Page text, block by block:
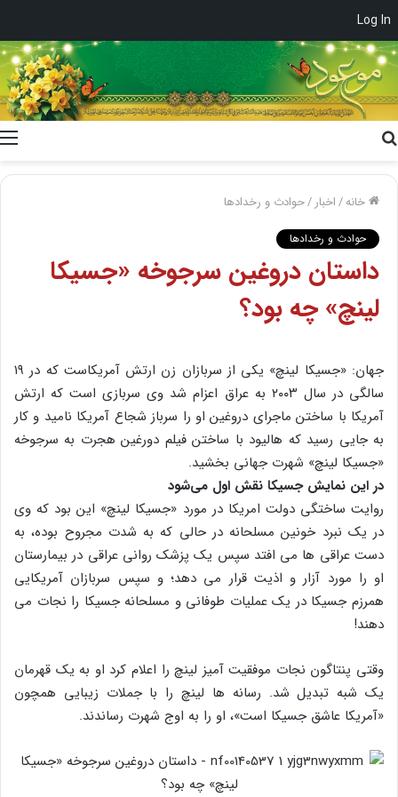
Log In
خانه/اخبار /حوادث و رخدادها
حوادث و رخدادها
داستان دروغین سرجوخه «جسیکا
لینچ» چه بود؟
جهان: «جسیکا لینچ» یکی از سربازان زن ارتش آمریکاست که در ۱۹
سالگی در سال ۲۰۰۳ به عراق اعزام شد وی سربازی است که ارتش
آمریکا با ساختن ماجرای دروغین او را سرباز شجاع آمریکا نامید و کار
به جایی رسید که هالیود با ساختن فیلم دورغین هجرت به سرجوخه
«جسیکا لینچ» شهرت جهانی بخشید.
در این نمایش جسیکا نقش اول می‌شود
روایت ساختگی دولت امریکا در مورد «جسیکا لینچ» این بود که وی
در یک نبرد خونین مسلحانه در حالی که به شدت مجروح بوده، به
دست عراقی ها می افتد سپس یک پزشک روانی عراقی در بیمارستان
او را مورد آزار و اذیت قرار می دهد؛ و سپس سربازان آمریکایی
همرزم جسیکا در یک عملیات طوفانی و مسلحانه جسیکا را نجات می
دهند!
وقتی پنتاگون نجات موفقیت آمیز لینچ را اعلام کرد او به یک قهرمان
یک شبه تبدیل شد. رسانه ها لینچ را با جملات زیبایی همچون
«آمریکا عاشق جسیکا است»، او را به اوج شهرت رساندند.